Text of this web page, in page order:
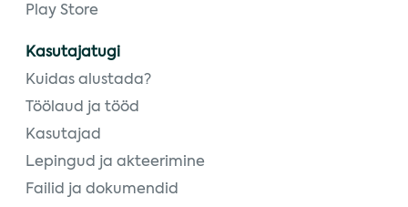
Play Store
Kasutajatugi
Kuidas alustada?
Töölaud ja tööd
Kasutajad
Lepingud ja akteerimine
Failid ja dokumendid